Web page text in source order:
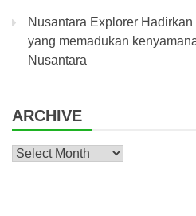
Nusantara Explorer
yang memadukan
Nusantara
ARCHIVE
Archive